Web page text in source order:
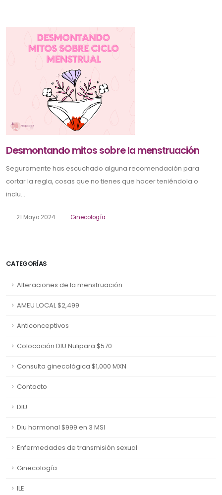
CATEGORÍAS
Alteraciones de la menstruación
AMEU LOCAL $2,499
Anticonceptivos
Colocación DIU Nulipara $570
Consulta ginecológica $1,000 MXN
Contacto
DIU
Diu hormonal $999 en 3 MSI
Enfermedades de transmisión sexual
Ginecología
ILE
Desmontando mitos sobre la menstruación
Seguramente has escuchado alguna recomendación para
cortar la regla, cosas que no tienes que hacer teniéndola o
inclu...
21 Mayo 2024 Ginecología